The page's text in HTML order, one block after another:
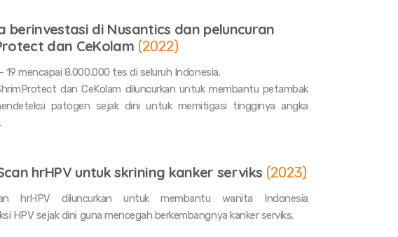
berinvestasi di Nusantics dan peluncuran
dan CeKolam (2022)
19 mencapai 8.000.000 tes di seluruh Indonesia.
dan CeKolam diluncurkan untuk membantu petambak
patogen sejak dini untuk memitigasi tingginya angka
hrHPV untuk skrining kanker serviks (2023)
hrHPV diluncurkan untuk membantu wanita Indonesia
HPV sejak dini guna mencegah berkembangnya kanker serviks.